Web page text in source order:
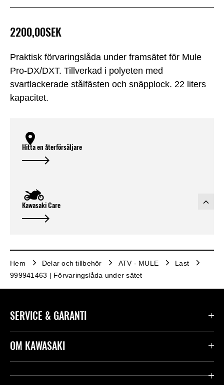
Praktisk förvaringslåda under framsätet för Mule
Pro-DX/DXT. Tillverkad i polyeten med
svartlackerade stålfästen och snäpplock. 22 liters
kapacitet.
2200,00SEK
Hitta en återförsäljare
Kawasaki Care
Hem Delar och tillbehör ATV - MULE
Last
999941463 | Förvaringslåda under sätet
SERVICE & GARANTI
Kontakta oss
OM KAWASAKI
Företag